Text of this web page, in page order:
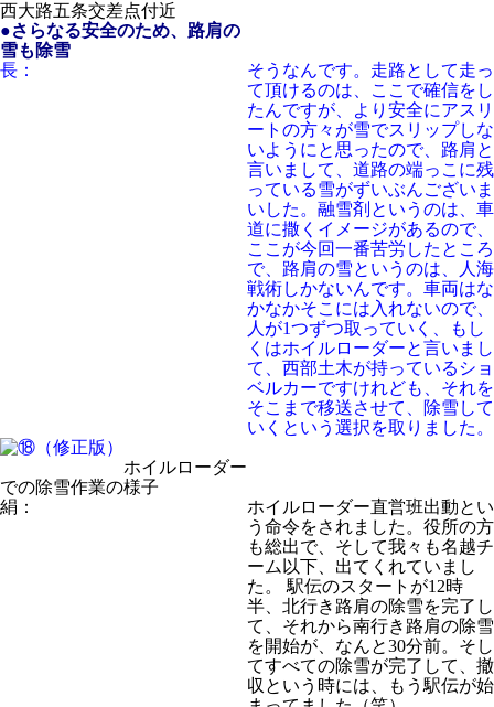
西大路五条交差点付近
●さらなる安全のため、路肩の
雪も除雪
長：
そうなんです。走路として走っ
て頂けるのは、ここで確信をし
たんですが、より安全にアスリ
ートの方々が雪でスリップしな
いようにと思ったので、路肩と
言いまして、道路の端っこに残
っている雪がずいぶんございま
いした。融雪剤というのは、車
道に撒くイメージがあるので、
ここが今回一番苦労したところ
で、路肩の雪というのは、人海
戦術しかないんです。車両はな
かなかそこには入れないので、
人が1つずつ取っていく、もし
くはホイルローダーと言いまし
て、西部土木が持っているショ
ベルカーですけれども、それを
そこまで移送させて、除雪して
いくという選択を取りました。
ホイルローダー
での除雪作業の様子
絹：
ホイルローダー直営班出動とい
う命令をされました。役所の方
も総出で、そして我々も名越チ
ーム以下、出てくれていまし
た。 駅伝のスタートが12時
半、北行き路肩の除雪を完了し
て、それから南行き路肩の除雪
を開始が、なんと30分前。そし
てすべての除雪が完了して、撤
収という時には、もう駅伝が始